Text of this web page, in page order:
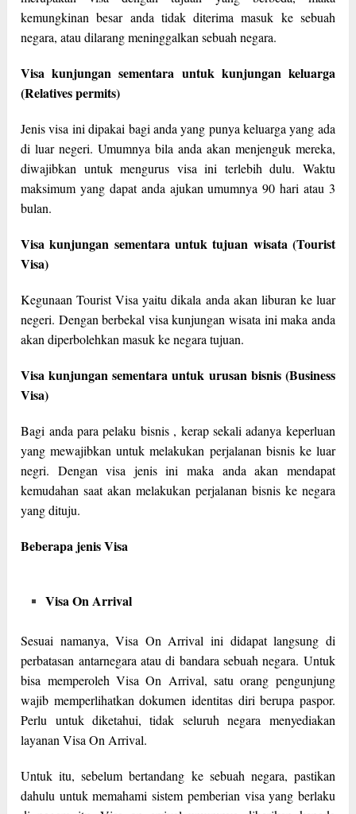
kemungkinan besar anda tidak diterima masuk ke sebuah
negara, atau dilarang meninggalkan sebuah negara.
Visa kunjungan sementara untuk kunjungan keluarga
(Relatives permits)
Jenis visa ini dipakai bagi anda yang punya keluarga yang ada
di luar negeri. Umumnya bila anda akan menjenguk mereka,
diwajibkan untuk mengurus visa ini terlebih dulu. Waktu
maksimum yang dapat anda ajukan umumnya 90 hari atau 3
bulan.
Visa kunjungan sementara untuk tujuan wisata (Tourist
Visa)
Kegunaan Tourist Visa yaitu dikala anda akan liburan ke luar
negeri. Dengan berbekal visa kunjungan wisata ini maka anda
akan diperbolehkan masuk ke negara tujuan.
Visa kunjungan sementara untuk urusan bisnis (Business
Visa)
Bagi anda para pelaku bisnis , kerap sekali adanya keperluan
yang mewajibkan untuk melakukan perjalanan bisnis ke luar
negri. Dengan visa jenis ini maka anda akan mendapat
kemudahan saat akan melakukan perjalanan bisnis ke negara
yang dituju.
Beberapa jenis Visa
Visa On Arrival
Sesuai namanya, Visa On Arrival ini didapat langsung di
perbatasan antarnegara atau di bandara sebuah negara. Untuk
bisa memperoleh Visa On Arrival, satu orang pengunjung
wajib memperlihatkan dokumen identitas diri berupa paspor.
Perlu untuk diketahui, tidak seluruh negara menyediakan
layanan Visa On Arrival.
Untuk itu, sebelum bertandang ke sebuah negara, pastikan
dahulu untuk memahami sistem pemberian visa yang berlaku